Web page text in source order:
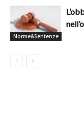
Norme&Sentenze